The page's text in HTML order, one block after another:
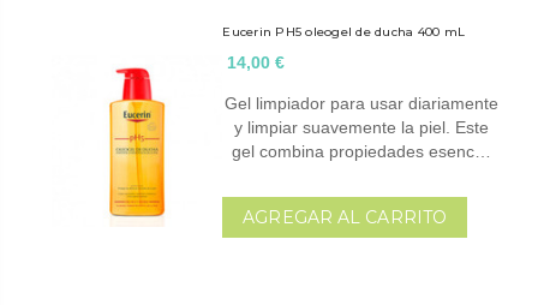
Eucerin PH5 oleogel de ducha 400 mL
14,00 €
Gel limpiador para usar diariamente
y limpiar suavemente la piel. Este
gel combina propiedades esenc…
AGREGAR AL CARRITO